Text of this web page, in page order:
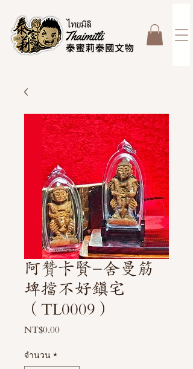
阿贊卡賢-舍曼筋
埤擋不好鎮宅
（TL0009）
NT$0.00ราคา
จำนวน *